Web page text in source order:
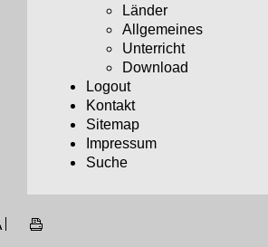
Länder
Allgemeines
Unterricht
Download
Logout
Kontakt
Sitemap
Impressum
Suche